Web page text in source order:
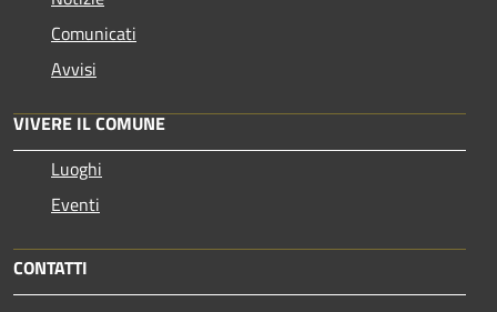
Comunicati
Avvisi
VIVERE IL COMUNE
Luoghi
Eventi
CONTATTI